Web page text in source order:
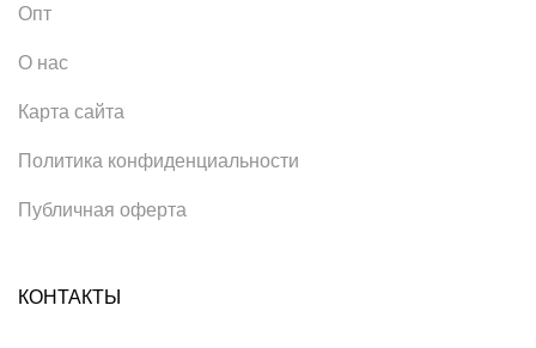
Опт
О нас
Карта сайта
Политика конфиденциальности
Публичная оферта
КОНТАКТЫ